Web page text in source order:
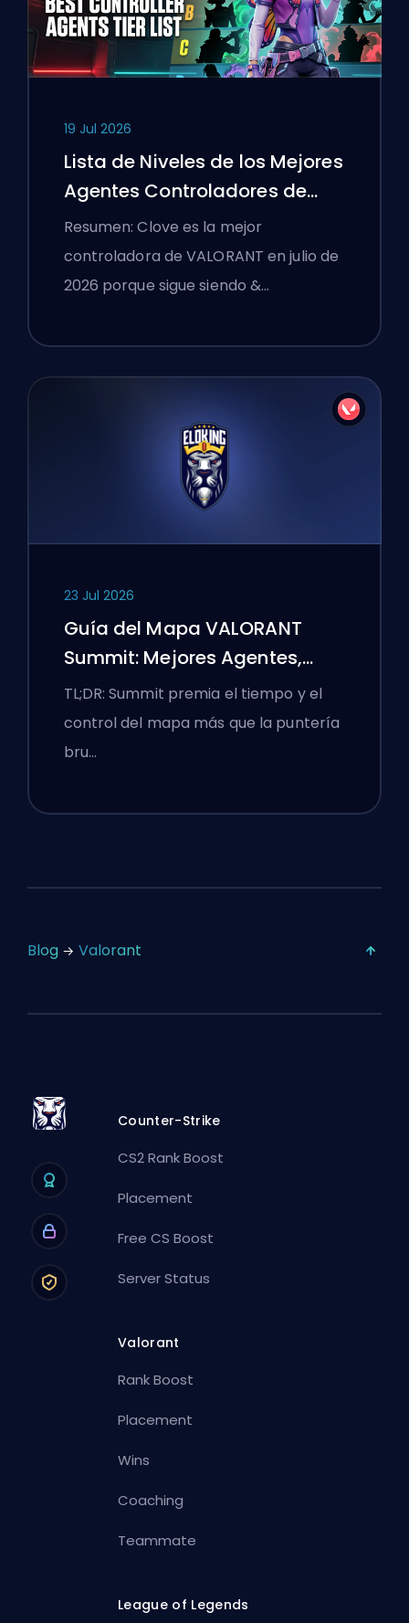
19 Jul 2026
Lista de Niveles de los Mejores
Agentes Controladores de
VALORANT
Resumen: Clove es la mejor
controladora de VALORANT en julio de
2026 porque sigue siendo &…
23 Jul 2026
Guía del Mapa VALORANT
Summit: Mejores Agentes,
Llamadas y Humos
TL;DR: Summit premia el tiempo y el
control del mapa más que la puntería
bru…
Blog Valorant
Counter-Strike
CS2 Rank Boost
Placement
Free CS Boost
Server Status
Valorant
Rank Boost
Placement
Wins
Coaching
Teammate
League of Legends